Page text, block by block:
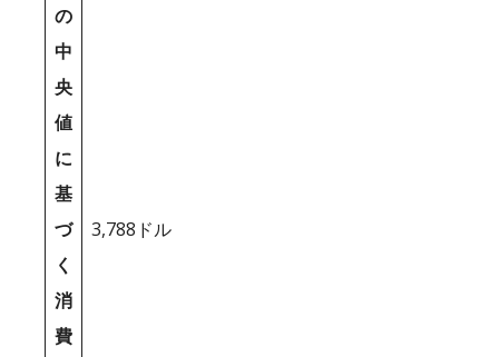
の
中
央
値
に
基
づ
く
消
費
3,788ドル